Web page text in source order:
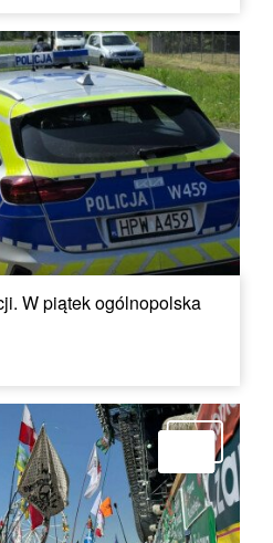
W piątek ogólnopolska